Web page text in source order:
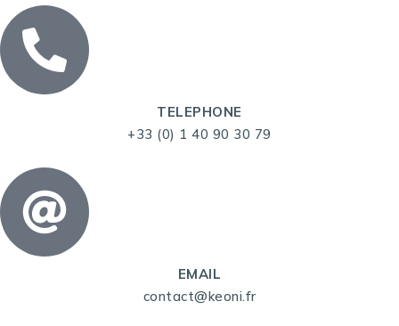
TELEPHONE
+33 (0) 1 40 90 30 79
EMAIL
contact@keoni.fr